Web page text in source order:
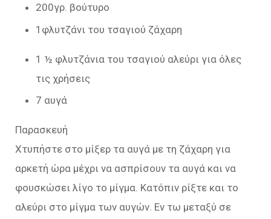
200γρ. βούτυρο
1φλυτζάνι του τσαγιού ζάχαρη
1 ½ φλυτζάνια του τσαγιού αλεύρι για όλες
τις χρήσεις
7 αυγά
Παρασκευή
Χτυπήστε στο μίξερ τα αυγά με τη ζάχαρη για
αρκετή ώρα μέχρι να ασπρίσουν τα αυγά και να
φουσκώσει λίγο το μίγμα. Κατόπιν ρίξτε και το
αλεύρι στο μίγμα των αυγών. Εν τω μεταξύ σε